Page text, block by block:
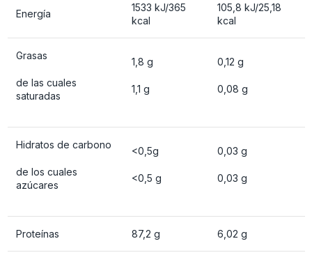
Energía
1533 kJ/365
kcal
105,8 kJ/25,18
kcal
Grasas
de las cuales
saturadas
1,8 g
1,1 g
0,12 g
0,08 g
Hidratos de carbono
de los cuales
azúcares
<0,5g
<0,5 g
0,03 g
0,03 g
Proteínas 87,2 g 6,02 g